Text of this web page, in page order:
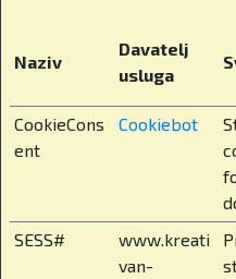
program za učenike?
To je međunarodno
priprema za upise na
svijetu kao što sam
razredima biraju tri do
vlastitim interesima i
Dobivaju
od doma, bez odlaska
Naziv
Davatelj
usluga
CookieCons
ent
Cookiebot
SESS#
www.kreati
van-